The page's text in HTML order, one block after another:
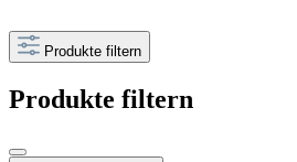
Produkte filtern
Produkte filtern